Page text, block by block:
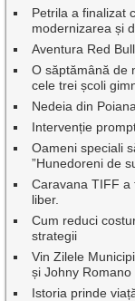
Petrila a finalizat
modernizarea și
Aventura Red
O săptămână de
cele trei școli
Nedeia din
Intervenție
Oameni speciali
”Hunedoreni de
Caravana TIFF
liber.
Cum reduci
strategii
Vin Zilele
și Johny Romano
Istoria prinde